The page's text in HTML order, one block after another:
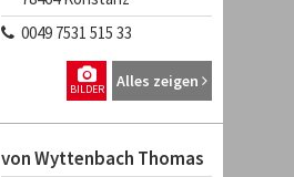
0049 7531 515 33
Alles zeigen
BILDER
von Wyttenbach Thomas